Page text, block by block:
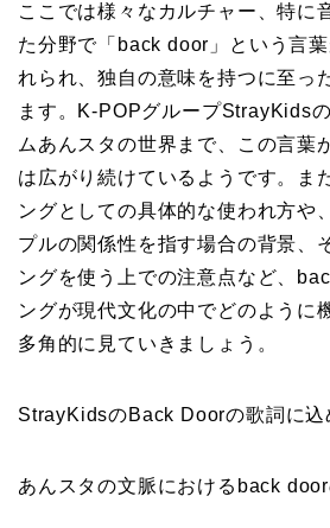
ここでは様々なカルチャー、特に
た分野で「back door」という言
れられ、独自の意味を持つに至っ
ます。K-POPグループStrayKids
ムあんスタの世界まで、この言葉
は広がり続けているようです。ま
ングとしての具体的な使われ方や
プルの関係性を指す場合の背景、
ングを使う上での注意点など、
ングが現代文化の中でどのように
多角的に見ていきましょう。
StrayKidsのBack Doorの歌詞に込
あんスタの文脈におけるback